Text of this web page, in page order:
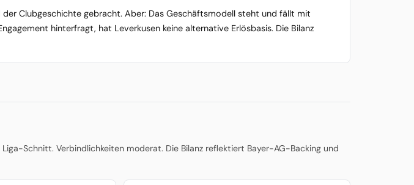
Clubgeschichte gebracht. Aber: Das Geschäftsmodell steht und fällt mit
hinterfragt, hat Leverkusen keine alternative Erlösbasis. Die Bilanz
Schnitt. Verbindlichkeiten moderat. Die Bilanz reflektiert Bayer-AG-Backing und